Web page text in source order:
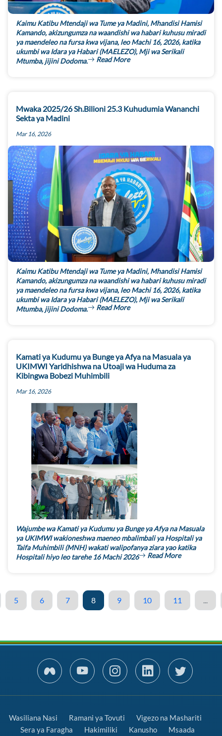
Kaimu Katibu Mtendaji wa Tume ya Madini, Mhandisi Hamisi
Kamando, akizungumza na waandishi wa habari kuhusu miradi
ya maendeleo na fursa kwa vijana, leo Machi 16, 2026, katika
ukumbi wa Idara ya Habari (MAELEZO), Mji wa Serikali
Mtumba, jijini Dodoma.
Read More
Mwaka 2025/26 Sh.Bilioni 25.3 Kuhudumia Wananchi
Sekta ya Madini
Mar 16, 2026
Kaimu Katibu Mtendaji wa Tume ya Madini, Mhandisi Hamisi
Kamando, akizungumza na waandishi wa habari kuhusu miradi
ya maendeleo na fursa kwa vijana, leo Machi 16, 2026, katika
ukumbi wa Idara ya Habari (MAELEZO), Mji wa Serikali
Mtumba, jijini Dodoma.
Read More
Kamati ya Kudumu ya Bunge ya Afya na Masuala ya
UKIMWI Yaridhishwa na Utoaji wa Huduma za
Kibingwa Bobezi Muhimbili
Mar 16, 2026
Wajumbe wa Kamati ya Kudumu ya Bunge ya Afya na Masuala
ya UKIMWI wakioneshwa maeneo mbalimbali ya Hospitali ya
Taifa Muhimbili (MNH) wakati walipofanya ziara yao katika
Hospitali hiyo leo tarehe 16 Machi 2026
Read More
5 6 7 8 9 10 11 ...
Wasiliana Nasi Ramani ya Tovuti
Vigezo na Mashariti
Sera ya Faragha
Hakimiliki Kanusho Msaada